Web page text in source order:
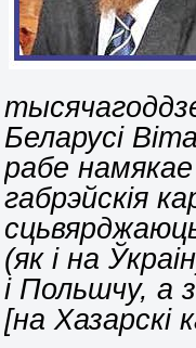
Беларусі
рабе
габрэйскія
(як і на
і Польшчу, а
[на Хазарскі